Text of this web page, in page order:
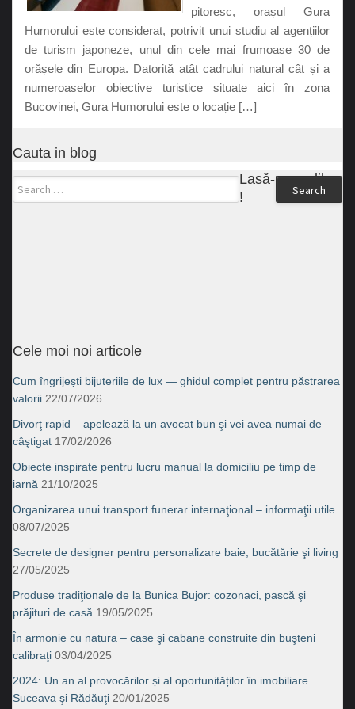
pitoresc, orașul Gura
Humorului este considerat, potrivit unui studiu al agențiilor
de turism japoneze, unul din cele mai frumoase 30 de
orășele din Europa. Datorită atât cadrului natural cât și a
numeroaselor obiective turistice situate aici în zona
Bucovinei, Gura Humorului este o locație […]
Cauta in blog
Search
Lasă-ne un like
!
Cele moi noi articole
Cum îngrijești bijuteriile de lux — ghidul complet pentru păstrarea
valorii 22/07/2026
Divorţ rapid – apelează la un avocat bun şi vei avea numai de
câştigat 17/02/2026
Obiecte inspirate pentru lucru manual la domiciliu pe timp de
iarnă 21/10/2025
Organizarea unui transport funerar internaţional – informaţii utile
08/07/2025
Secrete de designer pentru personalizare baie, bucătărie şi living
27/05/2025
Produse tradiţionale de la Bunica Bujor: cozonaci, pască şi
prăjituri de casă 19/05/2025
În armonie cu natura – case şi cabane construite din buşteni
calibraţi 03/04/2025
2024: Un an al provocărilor și al oportunităților în imobiliare
Suceava şi Rădăuţi 20/01/2025